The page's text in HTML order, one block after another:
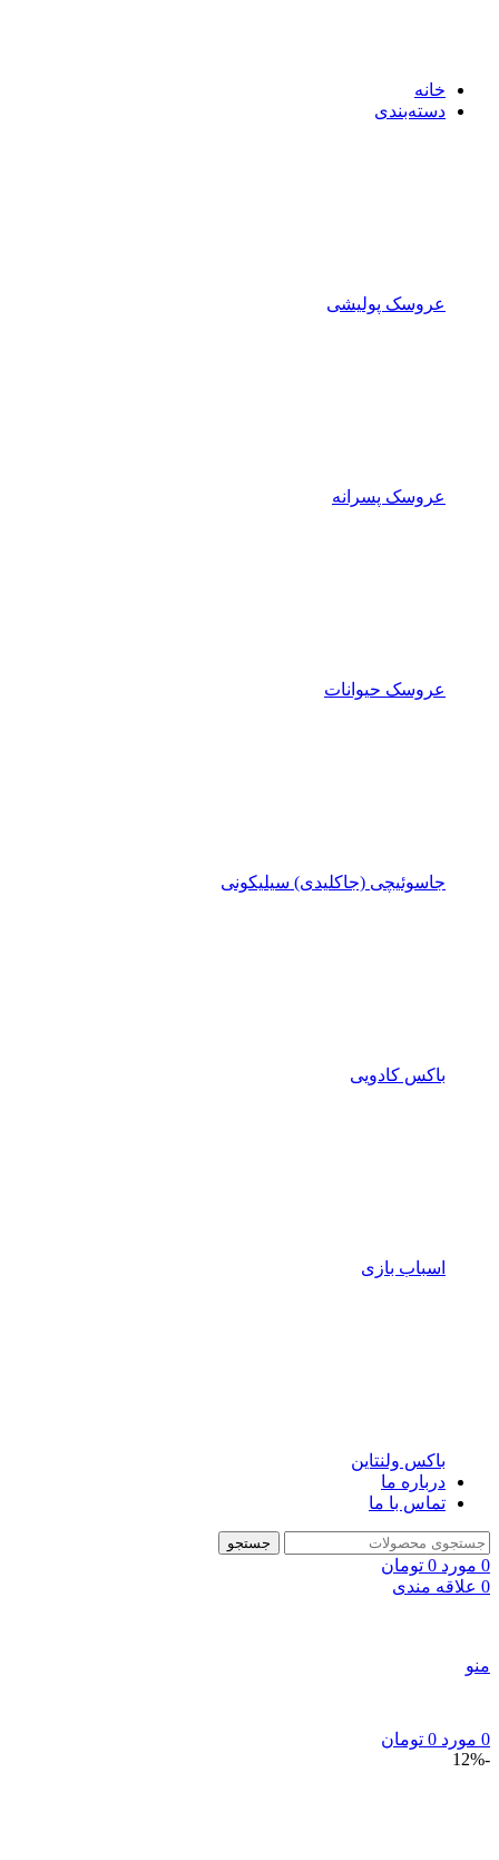
خانه
دسته‌بندی
عروسک پولیشی
عروسک پسرانه
عروسک حیوانات
جاسوئیچی (جاکلیدی) سیلیکونی
باکس کادویی
اسباب بازی
باکس ولنتاین
درباره ما
تماس با ما
جستجو
0 مورد 0 تومان
0 علاقه مندی
منو
0 مورد 0 تومان
-12%